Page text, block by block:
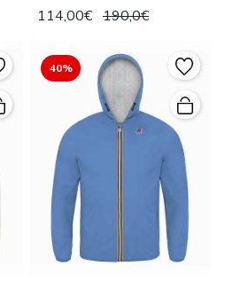
114,00€ 190,0€
40%